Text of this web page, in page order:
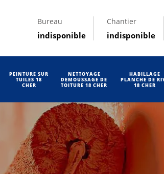
Bureau
indisponible
Chantier
indisponible
PEINTURE SUR
TUILES 18
CHER
NETTOYAGE
DEMOUSSAGE DE
TOITURE 18 CHER
HABILLAGE
PLANCHE DE
18 CHER